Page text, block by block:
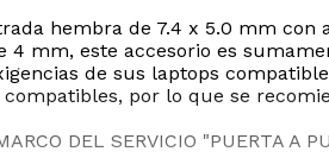
hembra de 7.4 x 5.0 mm
4 mm, este accesorio es
de sus laptops
por lo que se
DEL SERVICIO "PUERTA A